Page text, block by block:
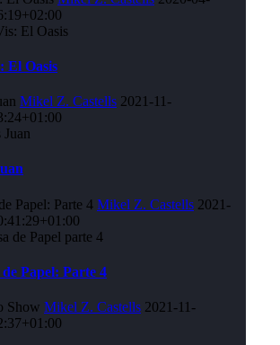
El Oasis
Mikel Z. Castells 2021-11-
Papel: Parte 4 Mikel Z. Castells 2021-
Papel: Parte 4
Show Mikel Z. Castells 2021-11-